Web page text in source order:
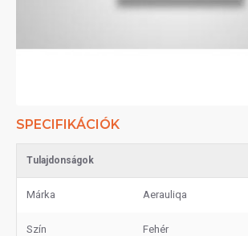
SPECIFIKÁCIÓK
Tulajdonságok
Márka Aerauliqa
Szín Fehér